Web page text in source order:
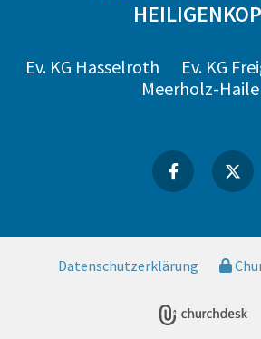
Ev. KG Hasselroth Ev. KG
Meerholz-
Datenschutzerklärung